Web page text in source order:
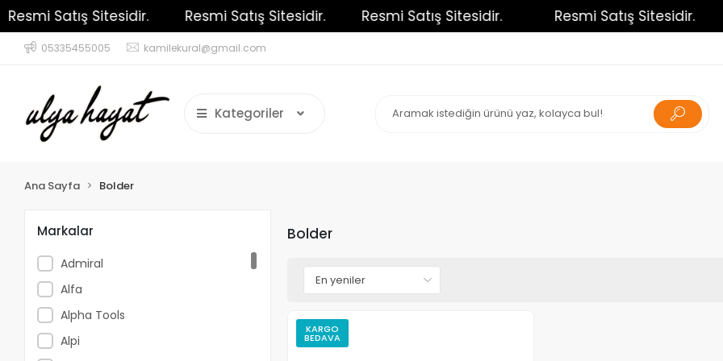
Satış Sitesidir. Resmi Satış Sitesidir. Resmi Satış Sitesidir. Resmi Satış Sitesidir.
05335455005 kamilekural@gmail.com
Kategoriler
Ana Sayfa Bolder
Markalar
Admiral
Alfa
Alpha Tools
Alpi
Bolder
KARGO
BEDAVA